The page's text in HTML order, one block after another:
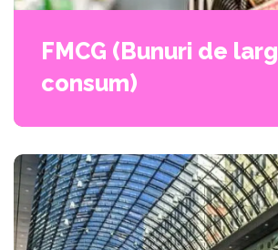
FMCG (Bunuri de larg
consum)